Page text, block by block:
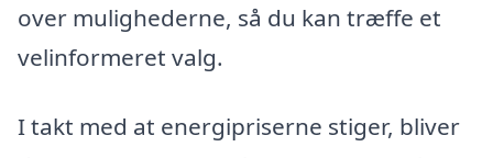
over mulighederne, så du kan træffe et
velinformeret valg.
I takt med at energipriserne stiger, bliver